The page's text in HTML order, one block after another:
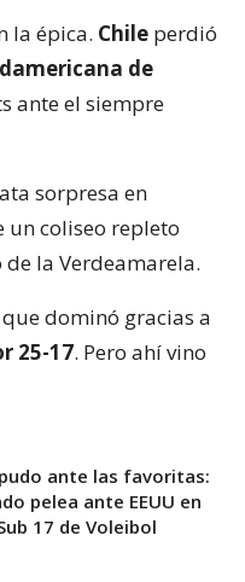
la épica. Chile perdió
de
ante el siempre
sorpresa en
un coliseo repleto
la Verdeamarela.
dominó gracias a
25-17. Pero ahí vino
ante las favoritas:
pelea ante EEUU en
17 de Voleibol